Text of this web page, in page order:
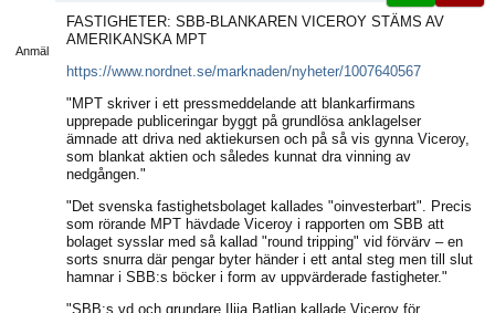
Anmäl
FASTIGHETER: SBB-BLANKAREN VICEROY STÄMS AV
AMERIKANSKA MPT
https://www.nordnet.se/marknaden/nyheter/1007640567
"MPT skriver i ett pressmeddelande att blankarfirmans
upprepade publiceringar byggt på grundlösa anklagelser
ämnade att driva ned aktiekursen och på så vis gynna Viceroy,
som blankat aktien och således kunnat dra vinning av
nedgången."
"Det svenska fastighetsbolaget kallades "oinvesterbart". Precis
som rörande MPT hävdade Viceroy i rapporten om SBB att
bolaget sysslar med så kallad "round tripping" vid förvärv – en
sorts snurra där pengar byter händer i ett antal steg men till slut
hamnar i SBB:s böcker i form av uppvärderade fastigheter."
"SBB:s vd och grundare Ilija Batljan kallade Viceroy för